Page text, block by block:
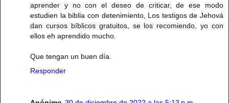
aprender y no con el deseo de criticar, de ese modo
estudien la biblia con detenimiento, Los testigos de Jehová
dan cursos bíblicos gratuitos, se los recomiendo, yo con
ellos eh aprendido mucho.
Que tengan un buen día.
Responder